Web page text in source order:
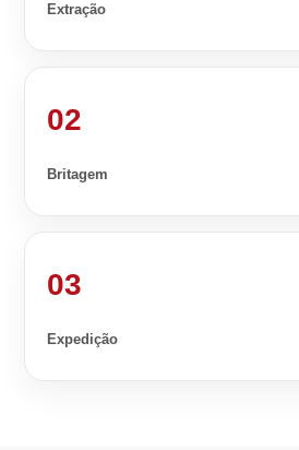
Extração
02
Britagem
03
Expedição